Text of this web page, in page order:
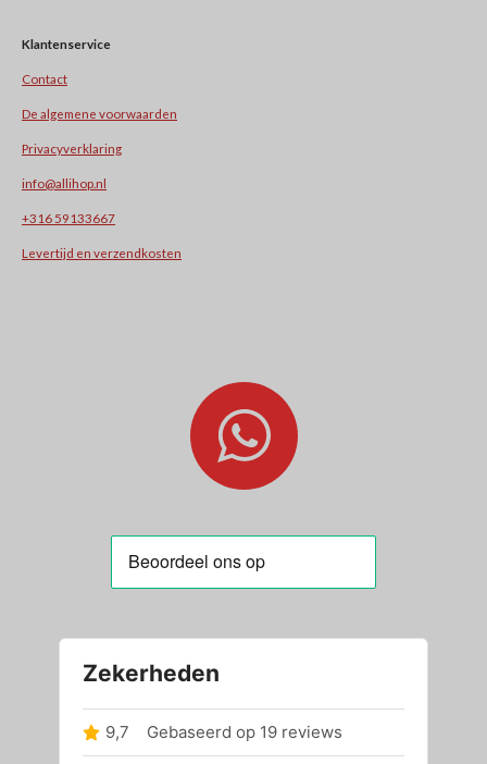
Klantenservice
Contact
De algemene voorwaarden
Privacyverklaring
info@allihop.nl
+31 6 59133667
Levertijd en verzendkosten